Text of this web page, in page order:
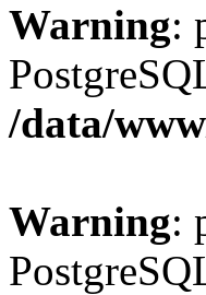
Warning:
/data/
Warning: